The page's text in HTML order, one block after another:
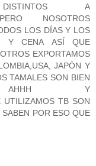
A
NOSOTROS
LOS DÍAS Y LOS
Y CENA ASÍ QUE
EXPORTAMOS
JAPÓN Y
TAMALES SON BIEN
AHHH Y
UTILIZAMOS TB SON
POR ESO QUE